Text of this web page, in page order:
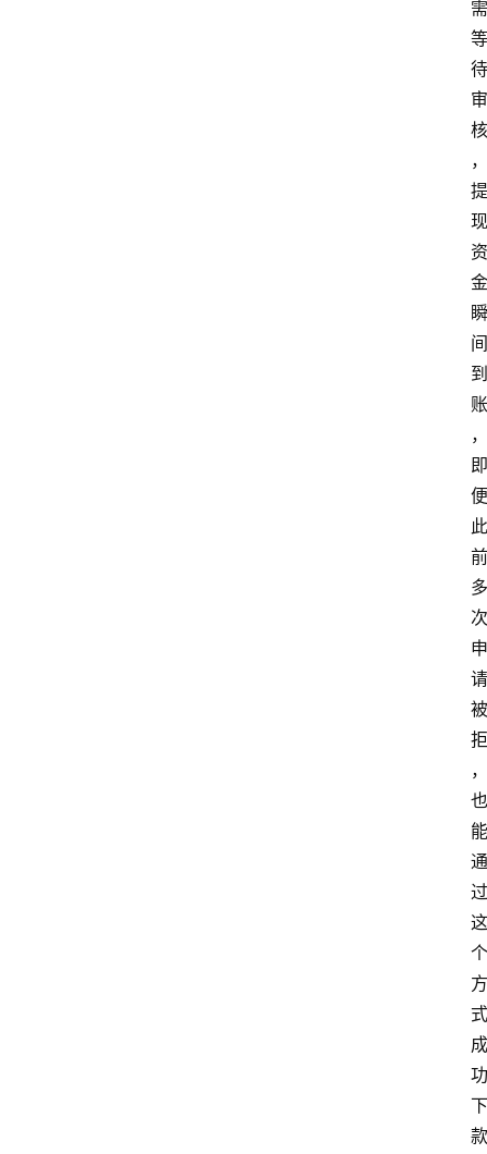
需
等
待
审
核
，
提
现
资
金
瞬
间
到
账
，
即
便
此
前
多
次
申
请
被
拒
，
也
能
通
过
这
个
方
式
成
功
下
款